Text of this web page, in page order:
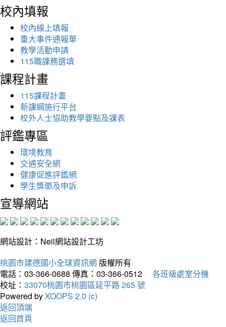
校內填報
校內線上填報
重大事件通報單
教學活動申請
115職課務選填
課程計畫
115課程計畫
新課綱施行平台
校外人士協助教學要點及課表
評鑑專區
環境教育
交通安全網
健康促進評鑑網
學生獎懲及申訴
宣導網站
網站設計：Neil網站設計工坊
桃園市建德國小全球資訊網 版權所有
電話：03-366-0688 傳真：03-366-0512
各班級處室分機
校址： 33070桃園市桃園區延平路 265 號
Powered byXOOPS 2.0 (c)
返回頂端
返回首頁